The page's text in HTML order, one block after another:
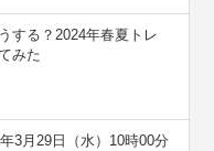
する？2024年春夏トレ
みた
3月29日（水）10時00分